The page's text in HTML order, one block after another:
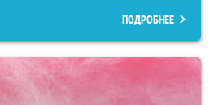
ПОДРОБНЕЕ